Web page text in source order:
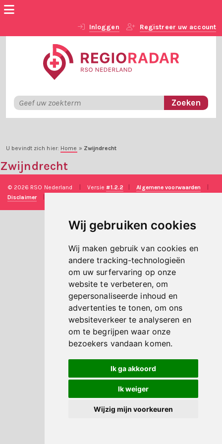
Wij gebruiken cookies
Wij maken gebruik van cookies en
andere tracking-technologieën
om uw surfervaring op onze
website te verbeteren, om
gepersonaliseerde inhoud en
advertenties te tonen, om ons
websiteverkeer te analyseren en
om te begrijpen waar onze
bezoekers vandaan komen.
Ik ga akkoord
Ik weiger
Wijzig mijn voorkeuren
Inloggen Registreer uw account
U bevindt zich hier: Home » Zwijndrecht
Zwijndrecht
© 2026 RSO Nederland Versie#1.2.2 Algemene voorwaarden
Disclaimer